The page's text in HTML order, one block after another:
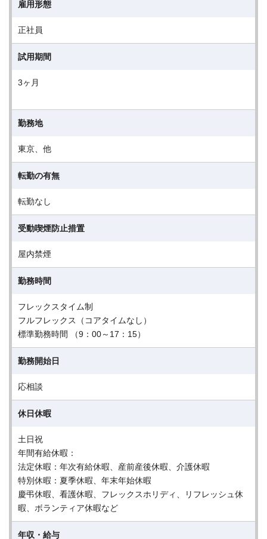
雇用形態
正社員
試用期間
3ヶ月
勤務地
東京、他
転勤の有無
転勤なし
受動喫煙防止措置
屋内禁煙
勤務時間
フレックスタイム制
フルフレックス（コアタイムなし）
標準勤務時間 （9：00～17：15）
勤務開始日
応相談
休日休暇
土日祝
年間有給休暇：
法定休暇：年次有給休暇、産前産後休暇、介護休暇
特別休暇：夏季休暇、年末年始休暇
慶弔休暇、看護休暇、フレックスホリディ、リフレッシュ休
暇、ボランティア休暇など
年収・給与